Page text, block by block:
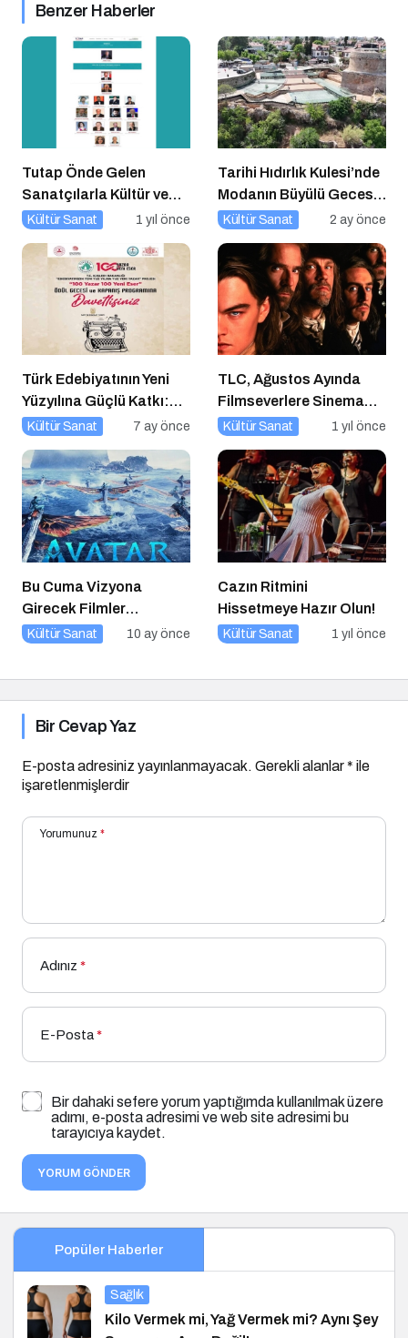
Benzer Haberler
Tutap Önde Gelen
Sanatçılarla Kültür ve
Sanat Yolucluğuna
Kültür Sanat 1 yıl önce
Tarihi Hıdırlık Kulesi’nde
Modanın Büyülü Gecesi:
Cihan Nacar Defilesi
Kültür Sanat 2 ay önce
Türk Edebiyatının Yeni
Yüzyılına Güçlü Katkı:
“100 Yazar 100 Yeni
Gecesi
Kültür Sanat 7 ay önce
TLC, Ağustos Ayında
Filmseverlere Sinema
Dolu Akşamlar Sunuyor
Kültür Sanat 1 yıl önce
Bu Cuma Vizyona
Girecek Filmler
Açıklandı
Kültür Sanat 10 ay önce
Cazın Ritmini
Hissetmeye Hazır Olun!
Kültür Sanat 1 yıl önce
Bir Cevap Yaz
E-posta adresiniz yayınlanmayacak. Gerekli alanlar* ile
işaretlenmişlerdir
Yorumunuz *
Adınız *
E-Posta*
Bir dahaki sefere yorum yaptığımda kullanılmak üzere
adımı, e-posta adresimi ve web site adresimi bu
tarayıcıya kaydet.
YORUM GÖNDER
Popüler Haberler
Sağlık
Kilo Vermek mi, Yağ Vermek mi? Aynı Şey